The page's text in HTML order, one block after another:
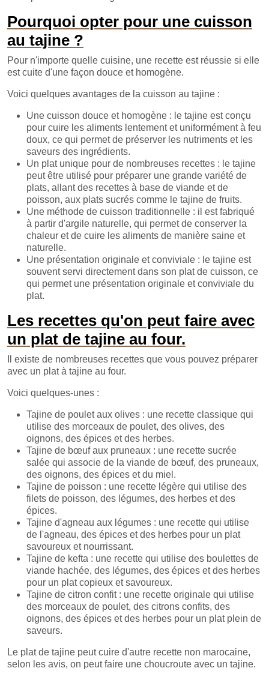
Pourquoi opter pour une cuisson
au tajine ?
Pour n'importe quelle cuisine, une recette est réussie si elle
est cuite d'une façon douce et homogène.
Voici quelques avantages de la cuisson au tajine :
Une cuisson douce et homogène : le tajine est conçu
pour cuire les aliments lentement et uniformément à feu
doux, ce qui permet de préserver les nutriments et les
saveurs des ingrédients.
Un plat unique pour de nombreuses recettes : le tajine
peut être utilisé pour préparer une grande variété de
plats, allant des recettes à base de viande et de
poisson, aux plats sucrés comme le tajine de fruits.
Une méthode de cuisson traditionnelle : il est fabriqué
à partir d'argile naturelle, qui permet de conserver la
chaleur et de cuire les aliments de manière saine et
naturelle.
Une présentation originale et conviviale : le tajine est
souvent servi directement dans son plat de cuisson, ce
qui permet une présentation originale et conviviale du
plat.
Les recettes qu'on peut faire avec
un plat de tajine au four.
Il existe de nombreuses recettes que vous pouvez préparer
avec un plat à tajine au four.
Voici quelques-unes :
Tajine de poulet aux olives : une recette classique qui
utilise des morceaux de poulet, des olives, des
oignons, des épices et des herbes.
Tajine de bœuf aux pruneaux : une recette sucrée
salée qui associe de la viande de bœuf, des pruneaux,
des oignons, des épices et du miel.
Tajine de poisson : une recette légère qui utilise des
filets de poisson, des légumes, des herbes et des
épices.
Tajine d'agneau aux légumes : une recette qui utilise
de l'agneau, des épices et des herbes pour un plat
savoureux et nourrissant.
Tajine de kefta : une recette qui utilise des boulettes de
viande hachée, des légumes, des épices et des herbes
pour un plat copieux et savoureux.
Tajine de citron confit : une recette originale qui utilise
des morceaux de poulet, des citrons confits, des
oignons, des épices et des herbes pour un plat plein de
saveurs.
Le plat de tajine peut cuire d'autre recette non marocaine,
selon les avis, on peut faire une choucroute avec un tajine.